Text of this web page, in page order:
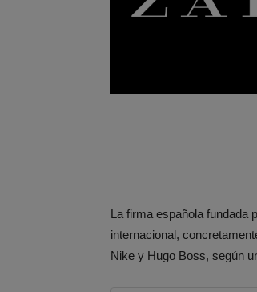
La firma española fundada
internacional,
Nike y Hugo Boss, según